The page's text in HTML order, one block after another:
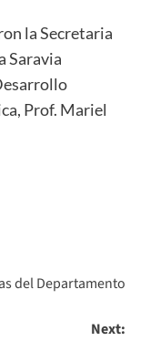
la Secretaria
Saravia
Prof. Mariel
del Departamento
Next: